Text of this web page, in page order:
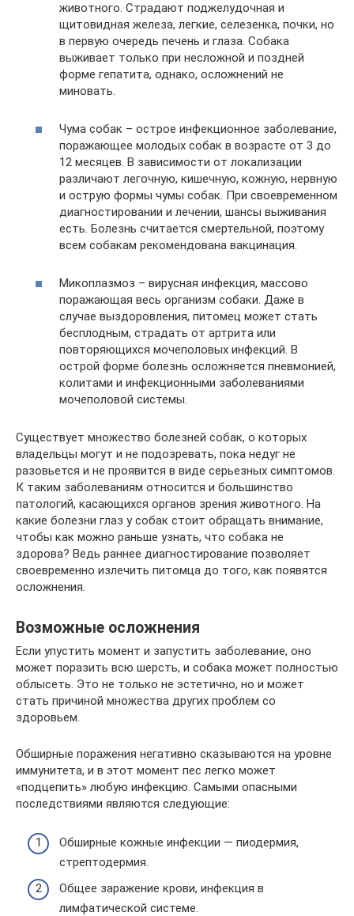
животного. Страдают поджелудочная и
щитовидная железа, легкие, селезенка, почки, но
в первую очередь печень и глаза. Собака
выживает только при несложной и поздней
форме гепатита, однако, осложнений не
миновать.
Чума собак – острое инфекционное заболевание,
поражающее молодых собак в возрасте от 3 до
12 месяцев. В зависимости от локализации
различают легочную, кишечную, кожную, нервную
и острую формы чумы собак. При своевременном
диагностировании и лечении, шансы выживания
есть. Болезнь считается смертельной, поэтому
всем собакам рекомендована вакцинация.
Микоплазмоз – вирусная инфекция, массово
поражающая весь организм собаки. Даже в
случае выздоровления, питомец может стать
бесплодным, страдать от артрита или
повторяющихся мочеполовых инфекций. В
острой форме болезнь осложняется пневмонией,
колитами и инфекционными заболеваниями
мочеполовой системы.
Существует множество болезней собак, о которых
владельцы могут и не подозревать, пока недуг не
разовьется и не проявится в виде серьезных симптомов.
К таким заболеваниям относится и большинство
патологий, касающихся органов зрения животного. На
какие болезни глаз у собак стоит обращать внимание,
чтобы как можно раньше узнать, что собака не
здорова? Ведь раннее диагностирование позволяет
своевременно излечить питомца до того, как появятся
осложнения.
Возможные осложнения
Если упустить момент и запустить заболевание, оно
может поразить всю шерсть, и собака может полностью
облысеть. Это не только не эстетично, но и может
стать причиной множества других проблем со
здоровьем.
Обширные поражения негативно сказываются на уровне
иммунитета, и в этот момент пес легко может
«подцепить» любую инфекцию. Самыми опасными
последствиями являются следующие:
Обширные кожные инфекции — пиодермия,
стрептодермия.
Общее заражение крови, инфекция в
лимфатической системе.